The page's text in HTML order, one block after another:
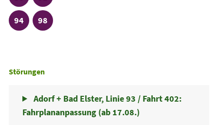
Linie
94 Linie
98
Störungen
Adorf + Bad Elster, Linie 93 / Fahrt 402:
Fahrplananpassung (ab 17.08.)